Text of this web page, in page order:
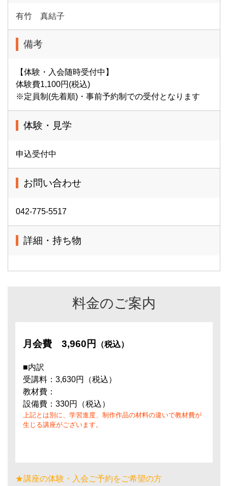
有竹 真結子
備考
【体験・入会随時受付中】
体験費1,100円(税込)
※定員制(先着順)・事前予約制での受付となります
体験・見学
申込受付中
お問い合わせ
042-775-5517
詳細・持ち物
料金のご案内
月会費 3,960円 （税込）
■内訳
受講料：3,630円（税込）
教材費：
設備費：330円（税込）
上記とは別に、学習進度、制作作品の材料の違いで教材費が
生じる講座がございます。
★講座の体験・入会ご予約をご希望の方